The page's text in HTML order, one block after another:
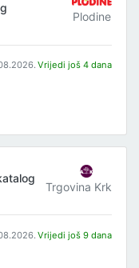
Plodine
Vrijedi još 4 dana
Trgovina Krk
Vrijedi još 9 dana